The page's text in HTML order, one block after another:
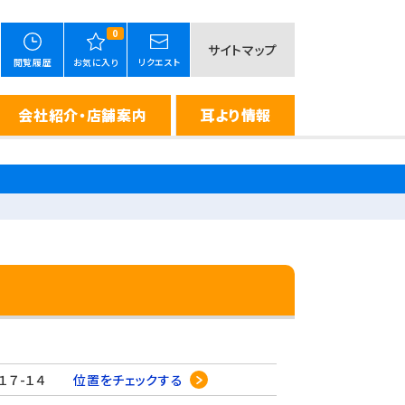
閲覧履歴
0
お気に入り リクエスト
サイトマップ
会社紹介・店舗案内 耳より情報
１７-１４位置をチェックする